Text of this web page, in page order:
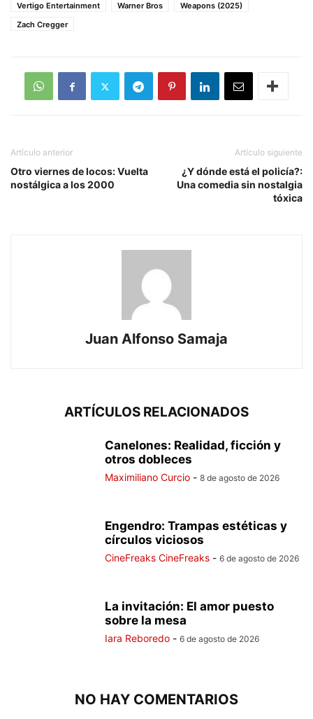
Vertigo Entertainment
Warner Bros
Weapons (2025)
Zach Cregger
Artículo anterior
Otro viernes de locos: Vuelta
nostálgica a los 2000
Artículo siguiente
¿Y dónde está el policía?:
Una comedia sin nostalgia
tóxica
Juan Alfonso Samaja
ARTÍCULOS RELACIONADOS
Canelones: Realidad, ficción y
otros dobleces
Maximiliano Curcio - 8 de agosto de 2026
Engendro: Trampas estéticas y
círculos viciosos
CineFreaks CineFreaks - 6 de agosto de 2026
La invitación: El amor puesto
sobre la mesa
Iara Reboredo - 6 de agosto de 2026
NO HAY COMENTARIOS